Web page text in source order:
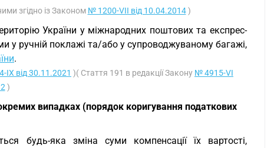
згідно із Законом № 1200-VII від 10.04.2014)
України у міжнародних поштових та експрес-
у ручній поклажі та/або у супроводжуваному багажі,
.
IX від 30.11.2021 )( Стаття 191 в редакції Закону № 4915-VI
)
випадках (порядок коригування податкових
будь-яка зміна суми компенсації їх вартості,